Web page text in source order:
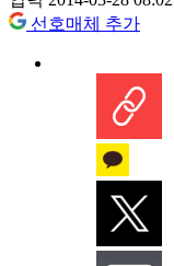
선호매체 추가